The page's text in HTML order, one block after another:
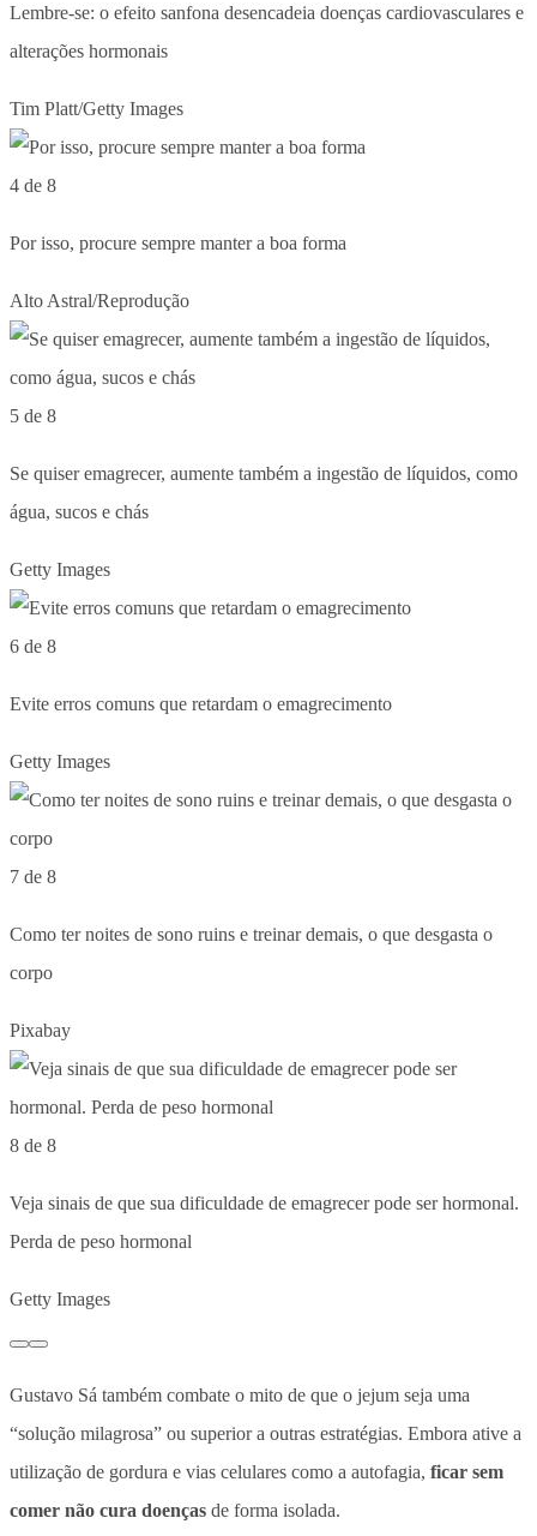
Lembre-se: o efeito sanfona desencadeia doenças cardiovasculares e
alterações hormonais
Tim Platt/Getty Images
4 de 8
Por isso, procure sempre manter a boa forma
Alto Astral/Reprodução
5 de 8
Se quiser emagrecer, aumente também a ingestão de líquidos, como
água, sucos e chás
Getty Images
6 de 8
Evite erros comuns que retardam o emagrecimento
Getty Images
7 de 8
Como ter noites de sono ruins e treinar demais, o que desgasta o
corpo
Pixabay
8 de 8
Veja sinais de que sua dificuldade de emagrecer pode ser hormonal.
Perda de peso hormonal
Getty Images
Gustavo Sá também combate o mito de que o jejum seja uma
“solução milagrosa” ou superior a outras estratégias. Embora ative a
utilização de gordura e vias celulares como a autofagia, ficar sem
comer não cura doenças de forma isolada.